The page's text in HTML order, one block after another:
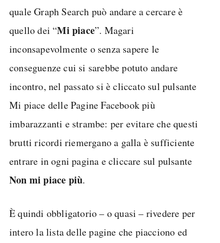
quale Graph Search può andare a cercare è
quello dei “Mi piace”. Magari
inconsapevolmente o senza sapere le
conseguenze cui si sarebbe potuto andare
incontro, nel passato si è cliccato sul pulsante
Mi piace delle Pagine Facebook più
imbarazzanti e strambe: per evitare che questi
brutti ricordi riemergano a galla è sufficiente
entrare in ogni pagina e cliccare sul pulsante
Non mi piace più.
È quindi obbligatorio – o quasi – rivedere per
intero la lista delle pagine che piacciono ed